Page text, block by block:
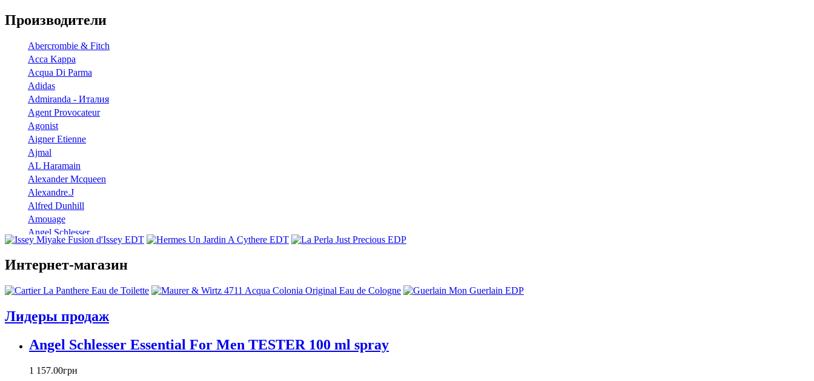
Производители
Abercrombie & Fitch
Acca Kappa
Acqua Di Parma
Adidas
Admiranda - Италия
Agent Provocateur
Agonist
Aigner Etienne
Ajmal
AL Haramain
Alexander Mcqueen
Alexandre.J
Alfred Dunhill
Amouage
Angel Schlesser
Anna Sui
Annick Goutal
Antonio Banderas
Armaf
Armand Basi
Atelier Cologne
Azzaro
Badgley Mischka
Интернет-магазин
Лидеры продаж
Angel Schlesser Essential For Men TESTER 100 ml spray
1 157.00грн